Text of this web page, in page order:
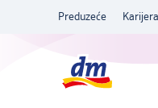
Preduzeće Karijera